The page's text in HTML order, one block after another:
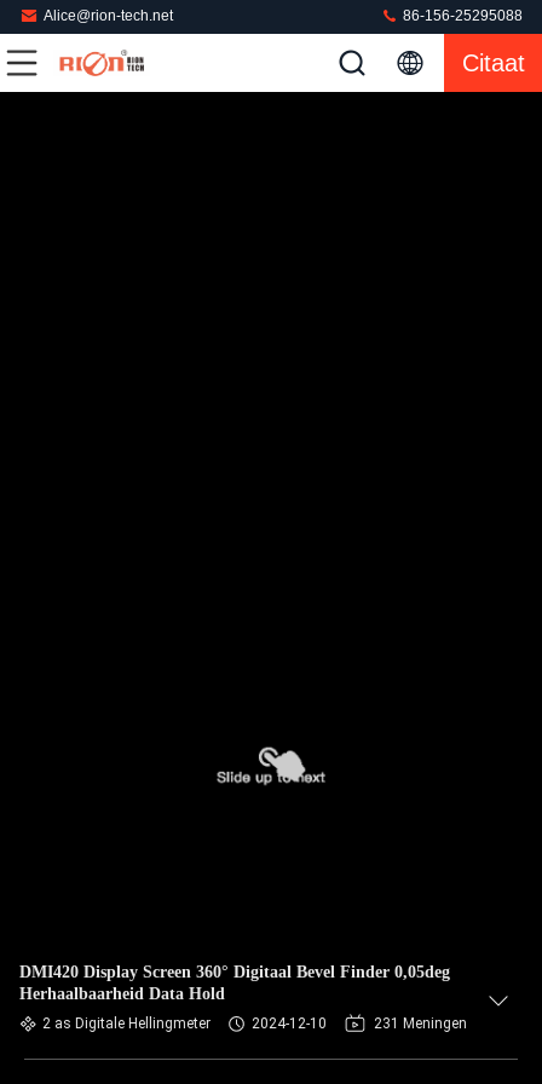
Alice@rion-tech.net 86-156-25295088
Citaat
DMI420 Display Screen 360° Digitaal Bevel Finder 0,05deg
Herhaalbaarheid Data Hold
2 as Digitale Hellingmeter 2024-12-10 231 Meningen